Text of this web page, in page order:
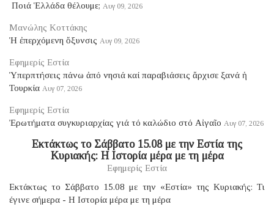
​ Ποιά Ἑλλάδα θέλουμε; Αυγ 09, 2026
Μανώλης Κοττάκης
Ἡ ἐπερχόμενη ὄξυνσις Αυγ 09, 2026
Εφημερίς Εστία
Ὑπερπτήσεις πάνω ἀπό νησιά καί παραβιάσεις ἄρχισε ξανά ἡ
Τουρκία Αυγ 07, 2026
Εφημερίς Εστία
Ἐρωτήματα συγκυριαρχίας γιά τό καλώδιο στό Αἰγαῖο Αυγ 07, 2026
Eκτάκτως το Σάββατο 15.08 με την Εστία της
Κυριακής: Η Ιστορία μέρα με τη μέρα
Εφημερίς Εστία
Εκτάκτως το Σάββατο 15.08 με την «Εστία» της Κυριακής: Τι
έγινε σήμερα - Η Ιστορία μέρα με τη μέρα